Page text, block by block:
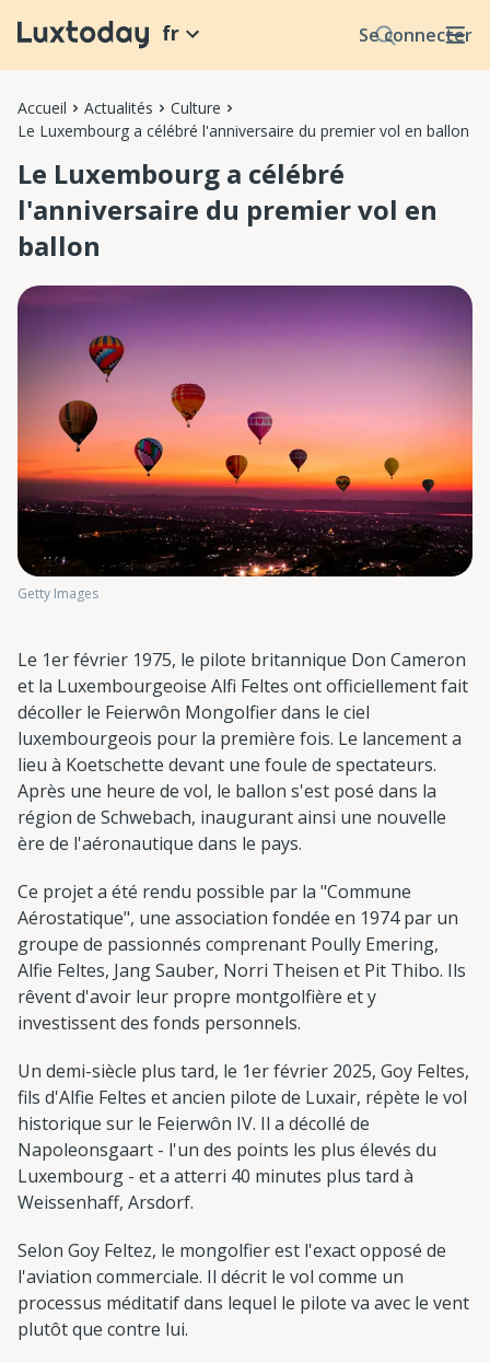
Se connecter
fr
Accueil Actualités
Culture
Le Luxembourg a célébré l'anniversaire du premier vol en ballon
Le Luxembourg a célébré
l'anniversaire du premier vol en
ballon
Getty Images
Le 1er février 1975, le pilote britannique Don Cameron
et la Luxembourgeoise Alfi Feltes ont officiellement fait
décoller le Feierwôn Mongolfier dans le ciel
luxembourgeois pour la première fois. Le lancement a
lieu à Koetschette devant une foule de spectateurs.
Après une heure de vol, le ballon s'est posé dans la
région de Schwebach, inaugurant ainsi une nouvelle
ère de l'aéronautique dans le pays.
Ce projet a été rendu possible par la "Commune
Aérostatique", une association fondée en 1974 par un
groupe de passionnés comprenant Poully Emering,
Alfie Feltes, Jang Sauber, Norri Theisen et Pit Thibo. Ils
rêvent d'avoir leur propre montgolfière et y
investissent des fonds personnels.
Un demi-siècle plus tard, le 1er février 2025, Goy Feltes,
fils d'Alfie Feltes et ancien pilote de Luxair, répète le vol
historique sur le Feierwôn IV. Il a décollé de
Napoleonsgaart - l'un des points les plus élevés du
Luxembourg - et a atterri 40 minutes plus tard à
Weissenhaff, Arsdorf.
Selon Goy Feltez, le mongolfier est l'exact opposé de
l'aviation commerciale. Il décrit le vol comme un
processus méditatif dans lequel le pilote va avec le vent
plutôt que contre lui.